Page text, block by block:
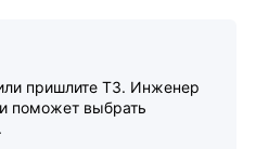
пришлите ТЗ. Инженер
поможет выбрать